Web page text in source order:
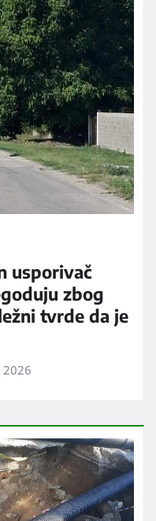
usporivač
zbog
tvrde da je
2026